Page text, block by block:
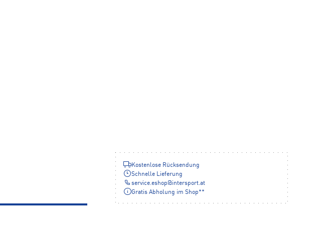
Kostenlose Rücksendung
Schnelle Lieferung
service.eshop@intersport.at
Gratis Abholung im Shop**